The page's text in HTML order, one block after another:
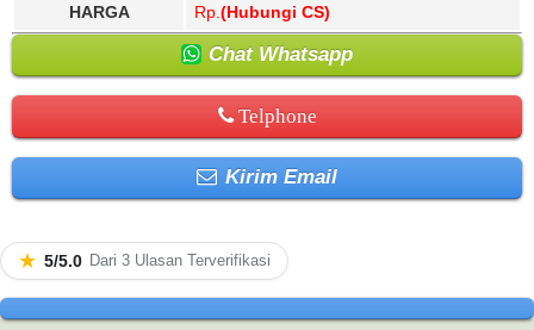
HARGA Rp. (Hubungi CS)
Chat Whatsapp
Telphone
Kirim Email
★ 5/5.0 Dari 3 Ulasan Terverifikasi